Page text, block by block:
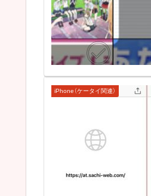
iPhone（ケータイ関連）